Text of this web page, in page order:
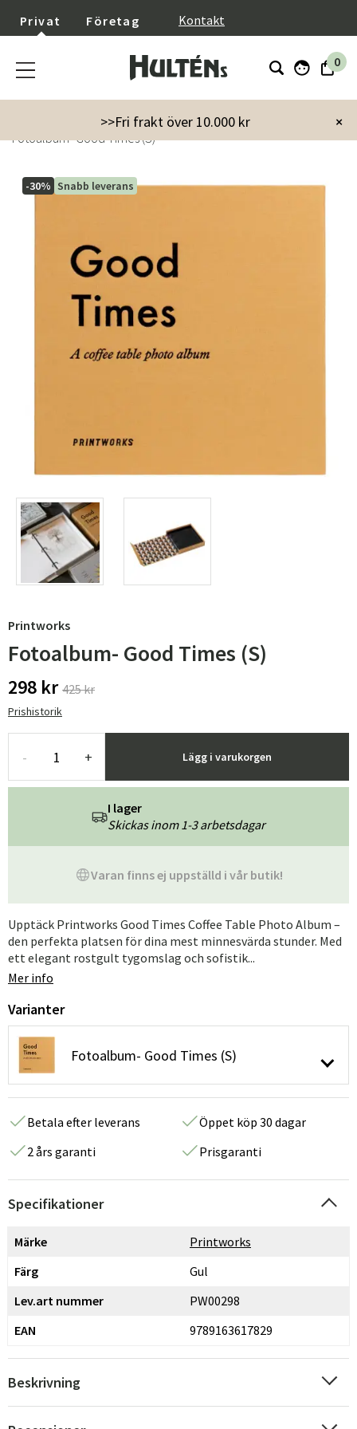
Privat Företag Kontakt
0
×
>>Fri frakt över 10.000 kr
Inredning Dekoration
Fotoalbum
Fotoalbum- Good Times (S)
-30% Snabb leverans
Printworks
Fotoalbum- Good Times (S)
298 kr 425 kr
Prishistorik
- + Lägg i varukorgen
Varan finns ej uppställd i vår butik!
I lager
Skickas inom 1-3 arbetsdagar
Upptäck Printworks Good Times Coffee Table Photo Album –
den perfekta platsen för dina mest minnesvärda stunder. Med
ett elegant rostgult tygomslag och sofistik...
Mer info
Varianter
Fotoalbum- Good Times (S)
Betala efter leverans
Öppet köp 30 dagar
2 års garanti
Prisgaranti
Specifikationer
Märke
Printworks
Färg
Gul
Lev.art nummer
PW00298
EAN
9789163617829
Beskrivning